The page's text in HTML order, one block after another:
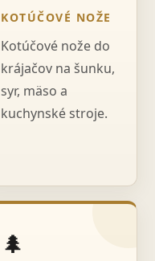
KOTÚČOVÉ NOŽE
Kotúčové nože do
krájačov na šunku,
syr, mäso a
kuchynské stroje.
🌲